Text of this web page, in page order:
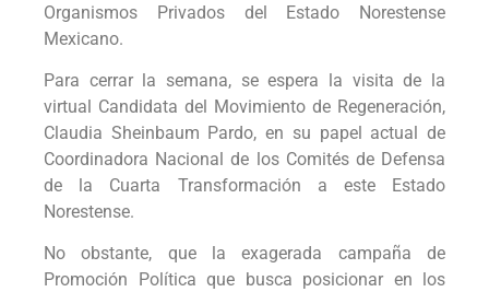
Organismos Privados del Estado Norestense
Mexicano.
Para cerrar la semana, se espera la visita de la
virtual Candidata del Movimiento de Regeneración,
Claudia Sheinbaum Pardo, en su papel actual de
Coordinadora Nacional de los Comités de Defensa
de la Cuarta Transformación a este Estado
Norestense.
No obstante, que la exagerada campaña de
Promoción Política que busca posicionar en los